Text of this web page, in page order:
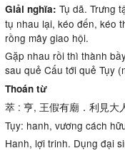
Giải nghĩa: Tụ dã. Trưng
tụ nhau lại, kéo đến, kéo
rồng mây giao hội.
Gặp nhau rồi thì thành
sau quẻ Cấu tới quẻ Tụy
Thoán từ
萃 : 亨, 王假有廟．利見大
Tụy: hanh, vương cách
Hanh, lợi trinh. Dụng đại